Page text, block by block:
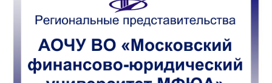
Подобрать программу